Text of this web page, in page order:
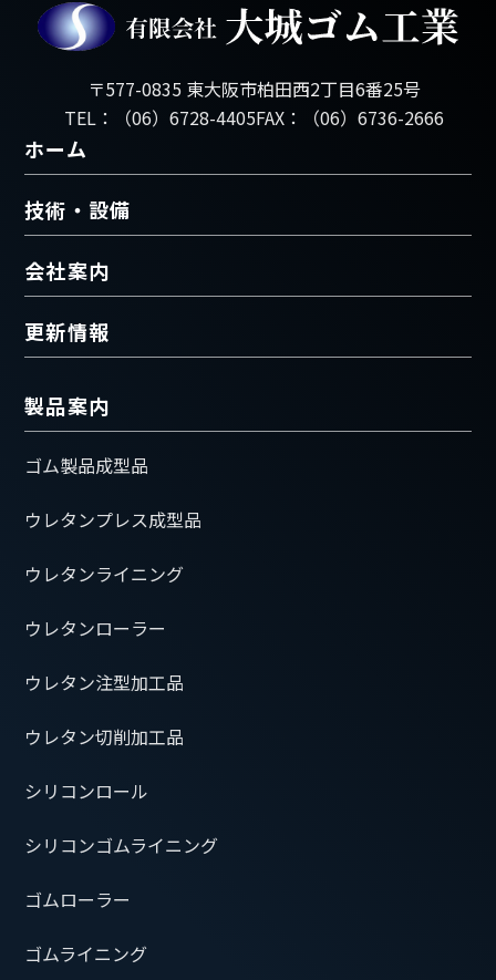
〒577-0835 東大阪市柏田西2丁目6番25号
TEL：（06）6728-4405FAX：（06）6736-2666
ホーム
技術・設備
会社案内
更新情報
製品案内
ゴム製品成型品
ウレタンプレス成型品
ウレタンライニング
ウレタンローラー
ウレタン注型加工品
ウレタン切削加工品
シリコンロール
シリコンゴムライニング
ゴムローラー
ゴムライニング